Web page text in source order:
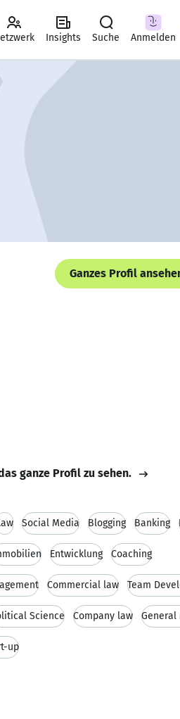
Insights Suche Anmelden
Ganzes Profil
ganze Profil zu sehen.
Social Media Blogging Banking
Entwicklung Coaching
Commercial law Team
Science Company law General
up